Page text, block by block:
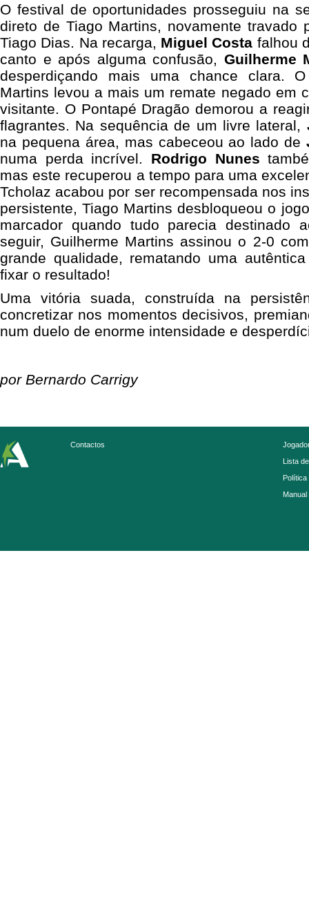
O festival de oportunidades prosseguiu na
direto de Tiago Martins, novamente travado
Tiago Dias. Na recarga, Miguel Costa falhou
canto e após alguma confusão, Guilherme
desperdiçando mais uma chance clara.
Martins levou a mais um remate negado em
visitante. O Pontapé Dragão demorou a
flagrantes. Na sequência de um livre lateral,
na pequena área, mas cabeceou ao lado de
numa perda incrível. Rodrigo Nunes
mas este recuperou a tempo para uma
Tcholaz acabou por ser recompensada nos
persistente, Tiago Martins desbloqueou o
marcador quando tudo parecia destinado
seguir, Guilherme Martins assinou o 2-0
grande qualidade, rematando uma
fixar o resultado!
Uma vitória suada, construída na
concretizar nos momentos decisivos,
num duelo de enorme intensidade e
por Bernardo Carrigy
Contactos
Lista
Política